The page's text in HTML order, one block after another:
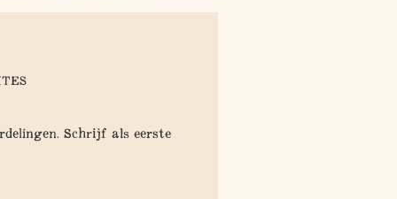
Schrijf als eerste